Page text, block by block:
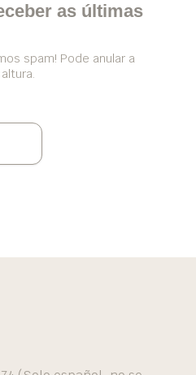
as últimas
spam! Pode anular a